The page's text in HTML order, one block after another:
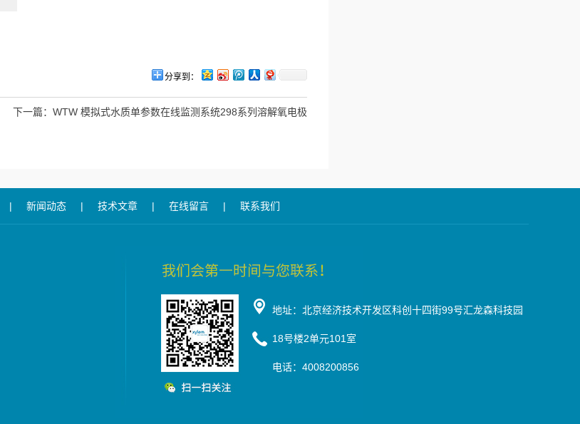
分享到：
下一篇： WTW 模拟式水质单参数在线监测系统298系列溶解氧电极
| 新闻动态 | 技术文章 | 在线留言 | 联系我们
地址：北京经济技术开发区科创十四街99号汇龙森科技园
18号楼2单元101室
电话：4008200856